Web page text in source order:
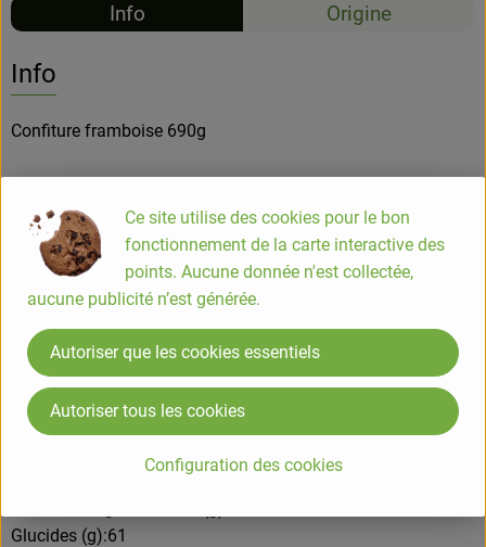
Info Origine
Info
Confiture framboise 690g
sucrée, ni trop acidulée. Elle est l'alliée idéale pour démarrer
la journée. En tartine, découvrez toute l'authenticité de ce
fruit gourmand et incontournable.
COMPOSITION
framboises*, sucre de canne*, jus de citrons concentré*
*issus de l'agriculture biologiquee
VALEURS NUTRITIONNELLES POUR 100GR
Energie (kj)/(kcal):1099/259
Matières grasses (g):0.6
Glucides (g):61
Ce site utilise des cookies pour le bon
fonctionnement de la carte interactive des
points. Aucune donnée n'est collectée,
aucune publicité n’est générée.
Configuration des cookies
Autoriser que les cookies essentiels
Autoriser tous les cookies